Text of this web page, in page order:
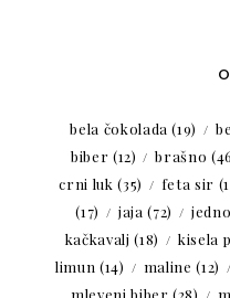
bela čokolada (19)
biber (12) brašno
crni luk (35) feta sir
(17)
jaja (72)
kačkavalj (18) kisela
limun (14) maline (12)